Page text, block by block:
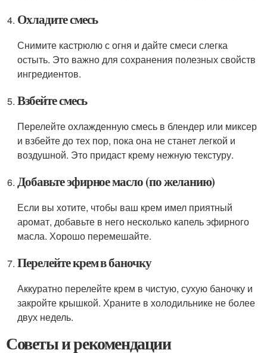
Охладите смесь
Снимите кастрюлю с огня и дайте смеси слегка
остыть. Это важно для сохранения полезных свойств
ингредиентов.
Взбейте смесь
Перелейте охлажденную смесь в блендер или миксер
и взбейте до тех пор, пока она не станет легкой и
воздушной. Это придаст крему нежную текстуру.
Добавьте эфирное масло (по желанию)
Если вы хотите, чтобы ваш крем имел приятный
аромат, добавьте в него несколько капель эфирного
масла. Хорошо перемешайте.
Перелейте крем в баночку
Аккуратно перелейте крем в чистую, сухую баночку и
закройте крышкой. Храните в холодильнике не более
двух недель.
Советы и рекомендации